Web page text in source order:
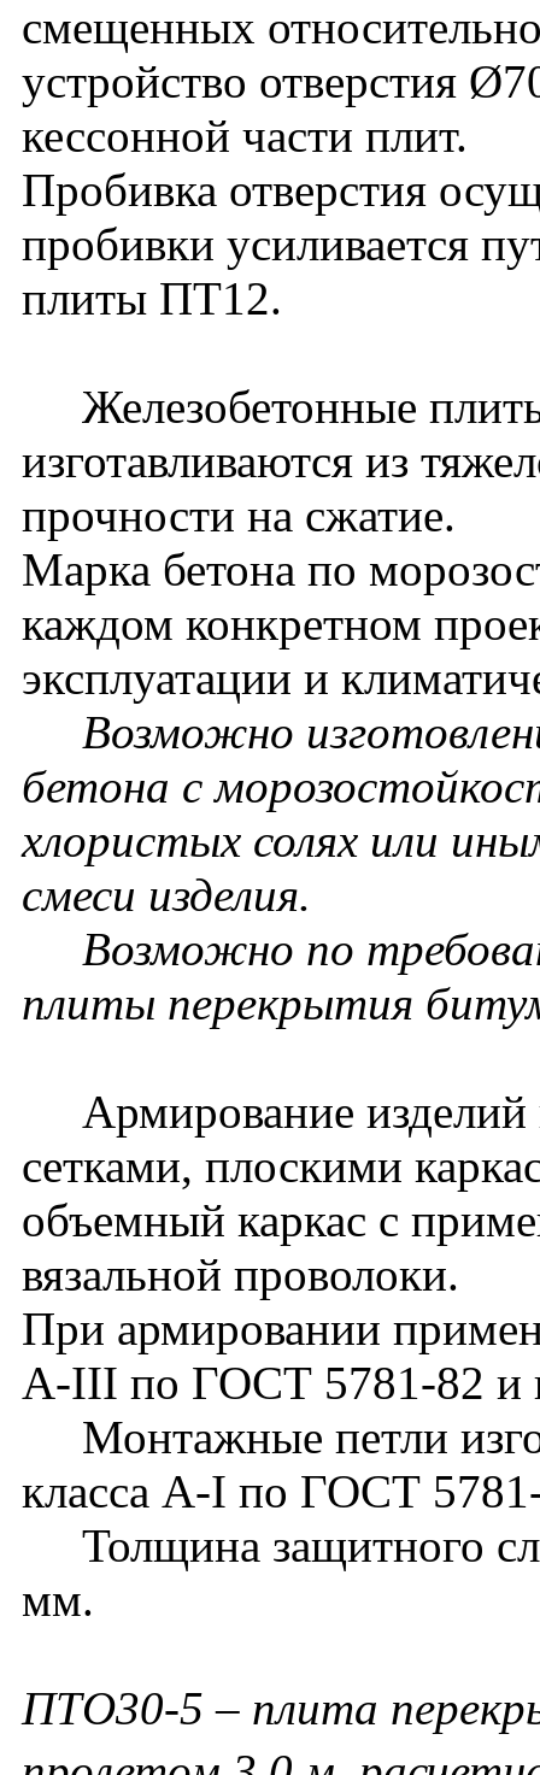
смещенных
устройство отверстия
кессонной части плит.
Пробивка отверстия
пробивки усиливается
плиты ПТ12.
Железобетонные
изготавливаются из
прочности на сжатие.
Марка бетона по
каждом конкретном
эксплуатации и
Возможно
бетона с
хлористых солях или
смеси изделия.
Возможно по
плиты перекрытия
Армирование изделий
сетками, плоскими
объемный каркас с
вязальной проволоки.
При армировании
А-III по ГОСТ 5781-82 и
Монтажные петли
класса А-I по ГОСТ
Толщина защитного
мм.
ПТО30-5 – плита